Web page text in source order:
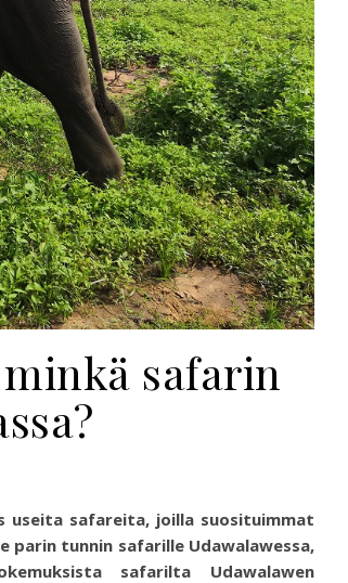
safarin
useita safareita, joilla suosituimmat
tunnin safarille Udawalawessa,
safarilta Udawalawen